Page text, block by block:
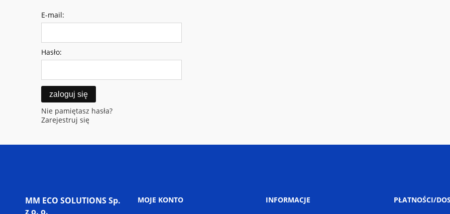
E-mail:
Hasło:
zaloguj się
Nie pamiętasz hasła?
Zarejestruj się
MOJE KONTO INFORMACJE PŁATNOŚCI/
MM ECO SOLUTIONS Sp.
z o. o.